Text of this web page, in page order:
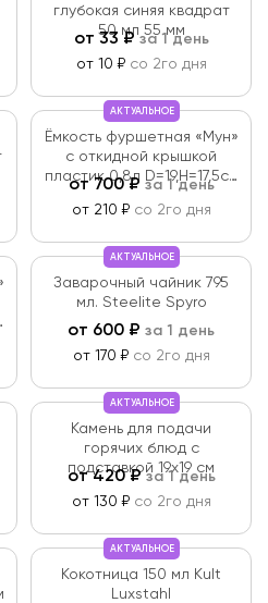
глубокая синяя квадрат
50 мл 55 мм
от33 ₽за 1 день
от 10 ₽ со 2го дня
АКТУАЛЬНОЕ
Ёмкость фуршетная «Мун»
с откидной крышкой
пластик 0,8л D=19,H=17,5см
от700₽ за 1 день
от 210 ₽ со 2го дня
АКТУАЛЬНОЕ
Заварочный чайник 795
мл. Steelite Spyro
от 600 ₽ за 1 день
от 170 ₽ со 2го дня
АКТУАЛЬНОЕ
Камень для подачи
горячих блюд с
подставкой 19х19 см
от420₽за 1 день
от 130 ₽ со 2го дня
АКТУАЛЬНОЕ
Кокотница 150 мл Kult
Luxstahl